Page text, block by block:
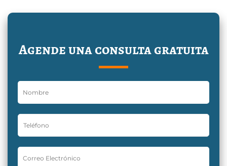
Agende una consulta gratuita